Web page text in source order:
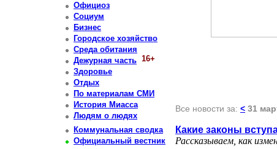
Официоз
Социум
Бизнес
Городское хозяйство
Среда обитания
Дежурная часть 16+
Здоровье
Отдых
По материалам СМИ
История Миасса
Людям о людях
Коммунальная сводка
Официальный вестник
Все новости за: < 31
Какие законы
Рассказываем, как